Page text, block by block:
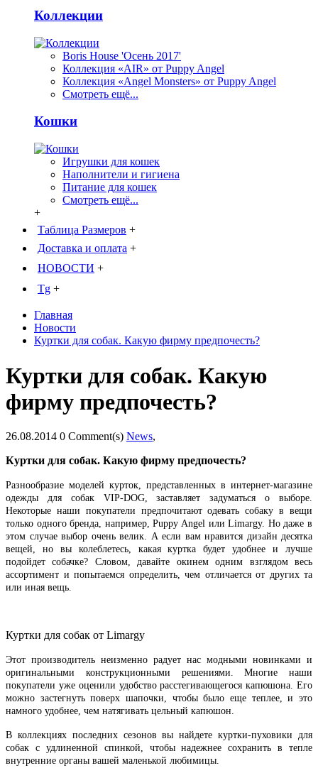
Коллекции
Boris House 'Осень 2017'
Коллекция «AIR» от Puppy Angel
Коллекция «Angel Monsters» от Puppy Angel
Смотреть ещё...
Кошки
Игрушки для кошек
Наполнители и гигиена
Питание для кошек
Смотреть ещё...
+
Таблица Размеров +
Доставка и оплата +
НОВОСТИ +
Tg +
Главная
Новости
Куртки для собак. Какую фирму предпочесть?
Куртки для собак. Какую
фирму предпочесть?
26.08.2014 0 Comment(s) News,
Куртки для собак. Какую фирму предпочесть?
Разнообразие моделей курток, представленных в интернет-магазине
одежды для собак VIP-DOG, заставляет задуматься о выборе.
Некоторые наши покупатели предпочитают одевать собаку в вещи
только одного бренда, например, Puppy Angel или Limargy. Но даже в
этом случае выбор очень велик. А если вам нравится дизайн десятка
вещей, но вы колеблетесь, какая куртка будет удобнее и лучше
подойдет собачке? Словом, давайте окинем одним взглядом весь
ассортимент и попытаемся определить, чем отличается от других та
или иная вещь.
Куртки для собак от Limargy
Этот производитель неизменно радует нас модными новинками и
оригинальными конструкционными решениями. Многие наши
покупатели уже оценили удобство расстегивающегося капюшона. Его
можно застегнуть поверх шапочки, чтобы было еще теплее, и это
намного удобнее, чем натягивать цельный капюшон.
В коллекциях последних сезонов вы найдете куртки-пуховики для
собак с удлиненной спинкой, чтобы надежнее сохранить в тепле
внутренние органы вашей маленькой любимицы.